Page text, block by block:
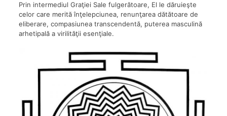
Prin intermediul Graţiei Sale fulgerătoare, El le dăruieşte
celor care merită înţelepciunea, renunţarea dătătoare de
eliberare, compasiunea transcendentă, puterea masculină
arhetipală a virilităţii esenţiale.